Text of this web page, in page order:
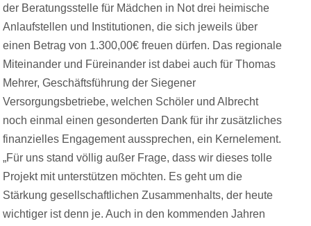
der Beratungsstelle für Mädchen in Not drei heimische
Anlaufstellen und Institutionen, die sich jeweils über
einen Betrag von 1.300,00€ freuen dürfen. Das regionale
Miteinander und Füreinander ist dabei auch für Thomas
Mehrer, Geschäftsführung der Siegener
Versorgungsbetriebe, welchen Schöler und Albrecht
noch einmal einen gesonderten Dank für ihr zusätzliches
finanzielles Engagement aussprechen, ein Kernelement.
„Für uns stand völlig außer Frage, dass wir dieses tolle
Projekt mit unterstützen möchten. Es geht um die
Stärkung gesellschaftlichen Zusammenhalts, der heute
wichtiger ist denn je. Auch in den kommenden Jahren